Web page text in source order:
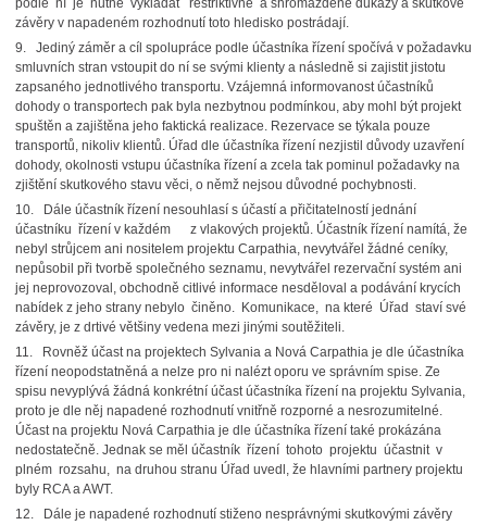
podle ní je nutné vykládat restriktivně a shromážděné důkazy a skutkové
závěry v napadeném rozhodnutí toto hledisko postrádají.
9. Jediný záměr a cíl spolupráce podle účastníka řízení spočívá v požadavku
smluvních stran vstoupit do ní se svými klienty a následně si zajistit jistotu
zapsaného jednotlivého transportu. Vzájemná informovanost účastníků
dohody o transportech pak byla nezbytnou podmínkou, aby mohl být projekt
spuštěn a zajištěna jeho faktická realizace. Rezervace se týkala pouze
transportů, nikoliv klientů. Úřad dle účastníka řízení nezjistil důvody uzavření
dohody, okolnosti vstupu účastníka řízení a zcela tak pominul požadavky na
zjištění skutkového stavu věci, o němž nejsou důvodné pochybnosti.
10. Dále účastník řízení nesouhlasí s účastí a přičitatelností jednání
účastníku řízení v každém z vlakových projektů. Účastník řízení namítá, že
nebyl strůjcem ani nositelem projektu Carpathia, nevytvářel žádné ceníky,
nepůsobil při tvorbě společného seznamu, nevytvářel rezervační systém ani
jej neprovozoval, obchodně citlivé informace nesděloval a podávání krycích
nabídek z jeho strany nebylo činěno. Komunikace, na které Úřad staví své
závěry, je z drtivé většiny vedena mezi jinými soutěžiteli.
11. Rovněž účast na projektech Sylvania a Nová Carpathia je dle účastníka
řízení neopodstatněná a nelze pro ni nalézt oporu ve správním spise. Ze
spisu nevyplývá žádná konkrétní účast účastníka řízení na projektu Sylvania,
proto je dle něj napadené rozhodnutí vnitřně rozporné a nesrozumitelné.
Účast na projektu Nová Carpathia je dle účastníka řízení také prokázána
nedostatečně. Jednak se měl účastník řízení tohoto projektu účastnit v
plném rozsahu, na druhou stranu Úřad uvedl, že hlavními partnery projektu
byly RCA a AWT.
12. Dále je napadené rozhodnutí stiženo nesprávnými skutkovými závěry